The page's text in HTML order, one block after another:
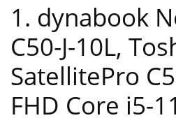
1. dynabook
C50-J-10L,
SatellitePro
FHD Core i5-